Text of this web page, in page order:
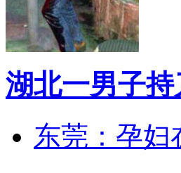
湖北一男子
东莞：孕妇